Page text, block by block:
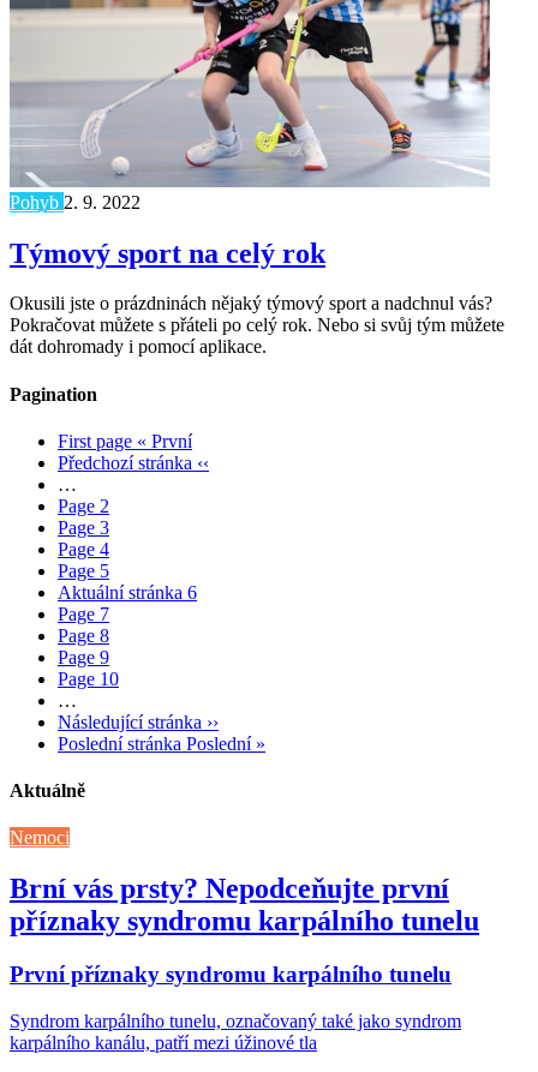
Pohyb 2. 9. 2022
Týmový sport na celý rok
Okusili jste o prázdninách nějaký týmový sport a nadchnul vás?
Pokračovat můžete s přáteli po celý rok. Nebo si svůj tým můžete
dát dohromady i pomocí aplikace.
Pagination
First page « První
Předchozí stránka ‹‹
…
Page 2
Page 3
Page 4
Page 5
Aktuální stránka 6
Page 7
Page 8
Page 9
Page 10
…
Následující stránka ››
Poslední stránka Poslední »
Aktuálně
Nemoci
Brní vás prsty? Nepodceňujte první
příznaky syndromu karpálního tunelu
První příznaky syndromu karpálního tunelu
Syndrom karpálního tunelu, označovaný také jako syndrom
karpálního kanálu, patří mezi úžinové tla